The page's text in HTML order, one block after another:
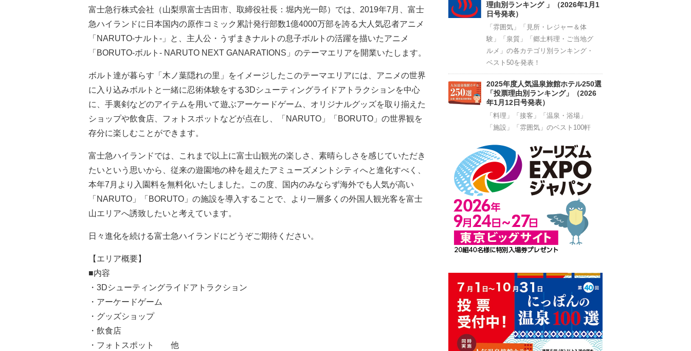
富士急行株式会社（山梨県富士吉田市、取締役社長：堀内光一郎）では、2019年7月、富士
急ハイランドに日本国内の原作コミック累計発行部数1億4000万部を誇る大人気忍者アニメ
「NARUTO-ナルト-」と、主人公・うずまきナルトの息子ボルトの活躍を描いたアニメ
「BORUTO-ボルト- NARUTO NEXT GANARATIONS」のテーマエリアを開業いたします。
ボルト達が暮らす「木ノ葉隠れの里」をイメージしたこのテーマエリアには、アニメの世界
に入り込みボルトと一緒に忍術体験をする3Dシューティングライドアトラクションを中心
に、手裏剣などのアイテムを用いて遊ぶアーケードゲーム、オリジナルグッズを取り揃えた
ショップや飲食店、フォトスポットなどが点在し、「NARUTO」「BORUTO」の世界観を
存分に楽しむことができます。
富士急ハイランドでは、これまで以上に富士山観光の楽しさ、素晴らしさを感じていただき
たいという思いから、従来の遊園地の枠を超えたアミューズメントシティへと進化すべく、
本年7月より入園料を無料化いたしました。この度、国内のみならず海外でも人気が高い
「NARUTO」「BORUTO」の施設を導入することで、より一層多くの外国人観光客を富士
山エリアへ誘致したいと考えています。
日々進化を続ける富士急ハイランドにどうぞご期待ください。
【エリア概要】
■内容
・3Dシューティングライドアトラクション
・アーケードゲーム
・グッズショップ
・飲食店
・フォトスポット 他
理由別ランキング 」（2026年1月1
日号発表）
「雰囲気」「見所・レジャー＆体
験」「泉質」「郷土料理・ご当地グ
ルメ」の各カテゴリ別ランキング・
ベスト50を発表！
2025年度人気温泉旅館ホテル250選
「投票理由別ランキング」（2026
年1月12日号発表）
「料理」「接客」「温泉・浴場」
「施設」「雰囲気」のベスト100軒